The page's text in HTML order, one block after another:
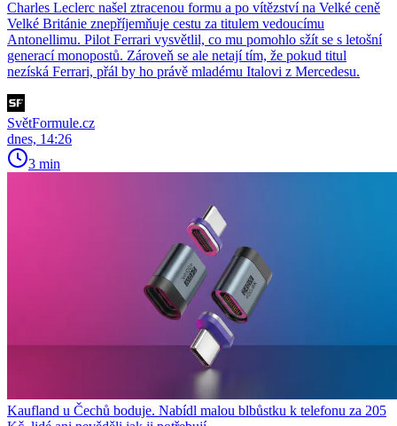
Charles Leclerc našel ztracenou formu a po vítězství na Velké ceně
Velké Británie znepříjemňuje cestu za titulem vedoucímu
Antonellimu. Pilot Ferrari vysvětlil, co mu pomohlo sžít se s letošní
generací monopostů. Zároveň se ale netají tím, že pokud titul
nezíská Ferrari, přál by ho právě mladému Italovi z Mercedesu.
SvětFormule.cz
dnes, 14:26
3 min
Kaufland u Čechů boduje. Nabídl malou blbůstku k telefonu za 205